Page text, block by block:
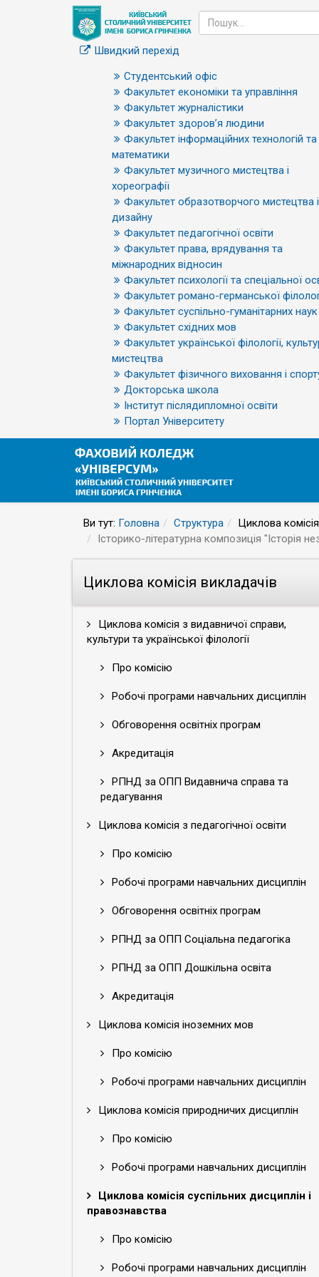
Швидкий перехід
Студентський офіс
Факультет економіки та управління
Факультет журналістики
Факультет здоров’я людини
Факультет інформаційних технологій та
математики
Факультет музичного мистецтва і
хореографії
Факультет образотворчого мистецтва і
дизайну
Факультет педагогічної освіти
Факультет права, врядування та
міжнародних відносин
Факультет психології та спеціальної
Факультет романо-германської
Факультет суспільно-гуманітарних наук
Факультет східних мов
Факультет української філології,
мистецтва
Факультет фізичного виховання і
Докторська школа
Інститут післядипломної освіти
Портал Університету
Ви тут: Головна Структура
Циклова
Історико-літературна композиція "Історія
Циклова комісія викладачів
Циклова комісія з видавничої справи,
культури та української філології
Про комісію
Робочі програми навчальних дисциплін
Обговорення освітніх програм
Акредитація
РПНД за ОПП Видавнича справа та
редагування
Циклова комісія з педагогічної освіти
Про комісію
Робочі програми навчальних дисциплін
Обговорення освітніх програм
РПНД за ОПП Соціальна педагогіка
РПНД за ОПП Дошкільна освіта
Акредитація
Циклова комісія іноземних мов
Про комісію
Робочі програми навчальних дисциплін
Циклова комісія природничих дисциплін
Про комісію
Робочі програми навчальних дисциплін
Циклова комісія суспільних дисциплін і
правознавства
Про комісію
Робочі програми навчальних дисциплін